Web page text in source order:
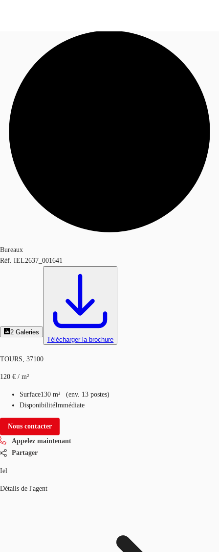
Blog
Données marchés
Appelez maintenant
Bureaux
Réf. IEL2637_001641
2 Galeries
Télécharger la brochure
TOURS, 37100
120 € / m²
Surface130 m² (env. 13 postes)
DisponibilitéImmédiate
Nous contacter
Appelez maintenant
Partager
Iel
Détails de l'agent